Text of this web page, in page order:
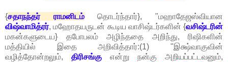
{சதாநந்தர் ராமனிடம்தொடர்ந்தார்}, "மஹாதேஜஸ்வியான
விஷ்வாமித்ரர், மஹோதயருடன் கூடிய வாசிஷ்டர்களின் {வசிஷ்டரின்
மகன்களுடைய} தபோபலம் அழிந்ததை அறிந்து, ரிஷிகளின்
மத்தியில் இதை அறிவித்தார்:(1) "இக்ஷ்வாகுவின்
வழித்தோன்றலும், திரிசங்கு என்று நன்கு அறியப்பட்டவனும்,